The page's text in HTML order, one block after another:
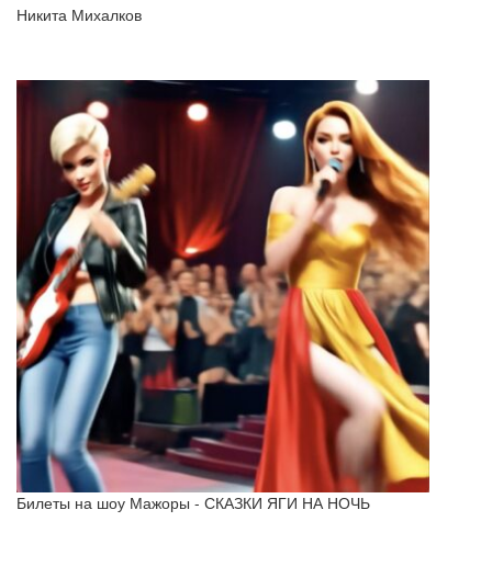
Никита Михалков
Билеты на шоу Мажоры - СКАЗКИ ЯГИ НА НОЧЬ